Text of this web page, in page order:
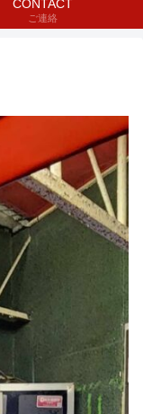
CONTACT
ご連絡